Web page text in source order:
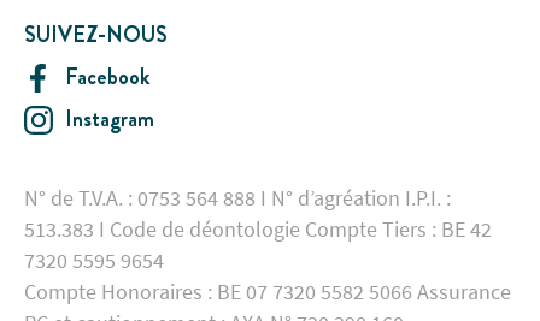
SUIVEZ-NOUS
Facebook
Instagram
N° de T.V.A. : 0753 564 888 I N° d’agréation I.P.I. :
513.383 I Code de déontologie Compte Tiers : BE 42
7320 5595 9654
Compte Honoraires : BE 07 7320 5582 5066 Assurance